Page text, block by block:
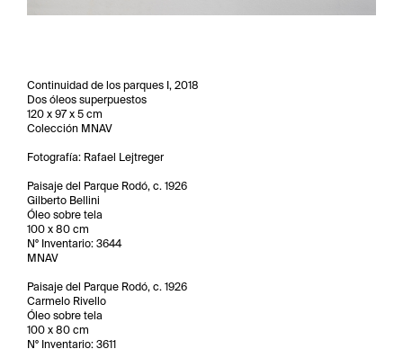
Continuidad de los parques I, 2018
Dos óleos superpuestos
120 x 97 x 5 cm
Colección MNAV
Fotografía: Rafael Lejtreger
Paisaje del Parque Rodó, c. 1926
Gilberto Bellini
Óleo sobre tela
100 x 80 cm
N° Inventario: 3644
MNAV
Paisaje del Parque Rodó, c. 1926
Carmelo Rivello
Óleo sobre tela
100 x 80 cm
N° Inventario: 3611